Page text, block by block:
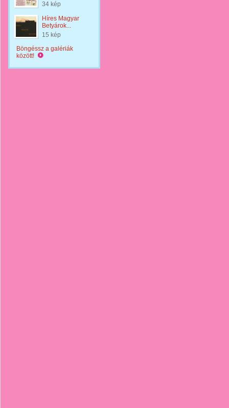
34 kép
Híres Magyar
Betyárok...
15 kép
Böngéssz a galériák
között!